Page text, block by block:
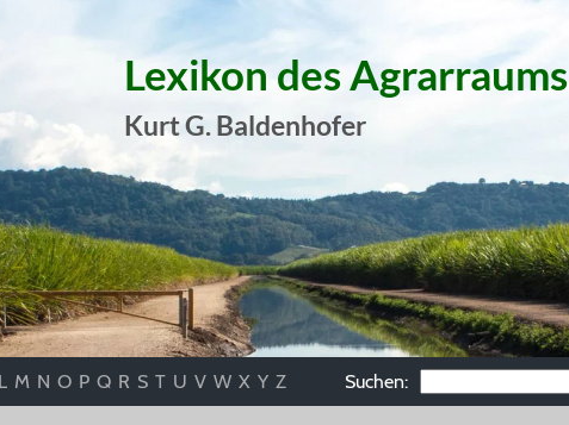
Lexikon des Agrarraums
Kurt G. Baldenhofer
L M N O P Q R S T U V W X Y Z Suchen: